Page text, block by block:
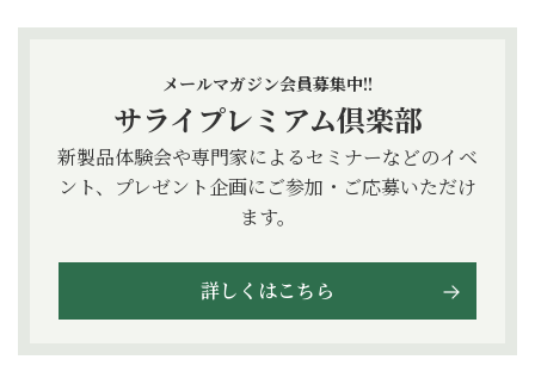
メールマガジン会員募集中!!
サライプレミアム倶楽部
新製品体験会や専門家によるセミナーなどのイベ
ント、プレゼント企画にご参加・ご応募いただけ
ます。
詳しくはこちら